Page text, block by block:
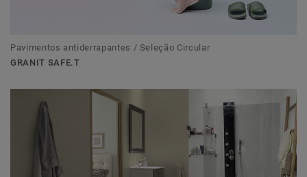
Pavimentos antiderrapantes / Seleção Circular
GRANIT SAFE.T